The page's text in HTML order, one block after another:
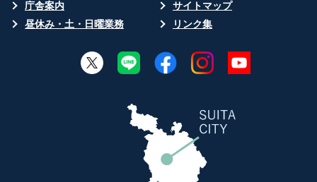
庁舎案内
サイトマップ
昼休み・土・日曜業務
リンク集